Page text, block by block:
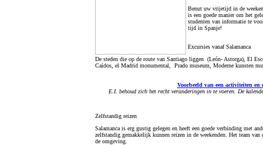
Benut uw vrijetijd in de
is een goede manier om het
studenten van informatie te
tijd in Spanje!
Excursies vanaf Salamanca
De steden die op de route van Santiago liggen (León- Astorga), El
Caídos, el Madrid monumental, Prado museum, Moderne kunsten
Voorbeeld van een activiteiten en
E.I. behoud zich het recht veranderingen in te voeren. De
Zelfstandig reizen
Salamanca is erg gustig gelegen en heeft een goede verbinding met
zelfstandig gemakkelijk kunnen reizen in de weekenden. Het team
de omgeving.